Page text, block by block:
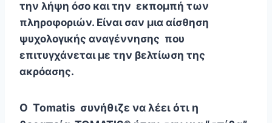
την λήψη όσο και την εκπομπή των
πληροφοριών. Είναι σαν μια αίσθηση
ψυχολογικής αναγέννησης που
επιτυγχάνεται με την βελτίωση της
ακρόασης.
Ο Tomatis συνήθιζε να λέει ότι η